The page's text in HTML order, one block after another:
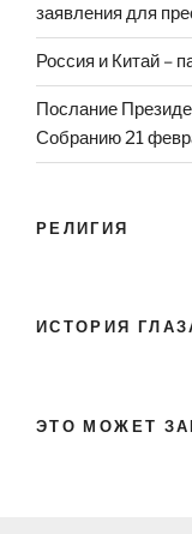
заявления для
Россия и Китай –
Послание
Собранию 21
РЕЛИГИЯ
ИСТОРИЯ
ЭТО МОЖЕТ